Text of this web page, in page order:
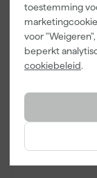
toestemming
voor
beperkt
cookiebeleid.
3,99
incl. BTW